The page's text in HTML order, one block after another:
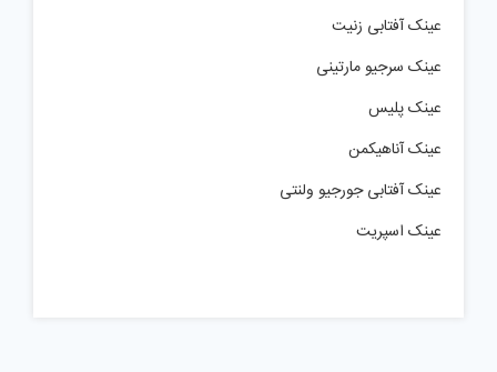
عینک آفتابی زنیت
عینک سرجیو مارتینی
عینک پلیس
عینک آناهیکمن
عینک آفتابی جورجیو ولنتی
عینک اسپریت